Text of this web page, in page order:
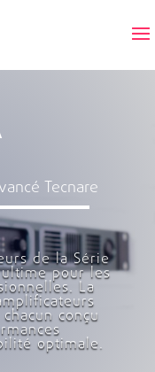
Tecnare
de la Série
ultime pour les
La
conçu
optimale.